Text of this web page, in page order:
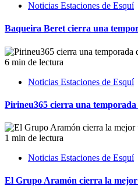
Noticias Estaciones de Esquí
Baqueira Beret cierra una
6 min de lectura
Noticias Estaciones de Esquí
Pirineu365 cierra una
1 min de lectura
Noticias Estaciones de Esquí
El Grupo Aramón cierra la